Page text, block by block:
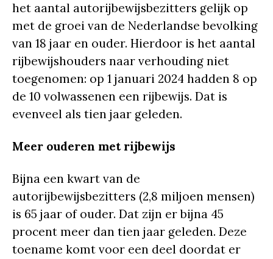
het aantal autorijbewijsbezitters gelijk op
met de groei van de Nederlandse bevolking
van 18 jaar en ouder. Hierdoor is het aantal
rijbewijshouders naar verhouding niet
toegenomen: op 1 januari 2024 hadden 8 op
de 10 volwassenen een rijbewijs. Dat is
evenveel als tien jaar geleden.
Meer ouderen met rijbewijs
Bijna een kwart van de
autorijbewijsbezitters (2,8 miljoen mensen)
is 65 jaar of ouder. Dat zijn er bijna 45
procent meer dan tien jaar geleden. Deze
toename komt voor een deel doordat er